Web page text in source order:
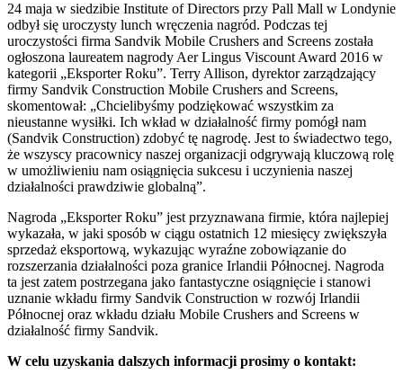
24 maja w siedzibie Institute of Directors przy Pall Mall w Londynie
odbył się uroczysty lunch wręczenia nagród. Podczas tej
uroczystości firma Sandvik Mobile Crushers and Screens została
ogłoszona laureatem nagrody Aer Lingus Viscount Award 2016 w
kategorii „Eksporter Roku”. Terry Allison, dyrektor zarządzający
firmy Sandvik Construction Mobile Crushers and Screens,
skomentował: „Chcielibyśmy podziękować wszystkim za
nieustanne wysiłki. Ich wkład w działalność firmy pomógł nam
(Sandvik Construction) zdobyć tę nagrodę. Jest to świadectwo tego,
że wszyscy pracownicy naszej organizacji odgrywają kluczową rolę
w umożliwieniu nam osiągnięcia sukcesu i uczynienia naszej
działalności prawdziwie globalną”.
Nagroda „Eksporter Roku” jest przyznawana firmie, która najlepiej
wykazała, w jaki sposób w ciągu ostatnich 12 miesięcy zwiększyła
sprzedaż eksportową, wykazując wyraźne zobowiązanie do
rozszerzania działalności poza granice Irlandii Północnej. Nagroda
ta jest zatem postrzegana jako fantastyczne osiągnięcie i stanowi
uznanie wkładu firmy Sandvik Construction w rozwój Irlandii
Północnej oraz wkładu działu Mobile Crushers and Screens w
działalność firmy Sandvik.
W celu uzyskania dalszych informacji prosimy o kontakt: